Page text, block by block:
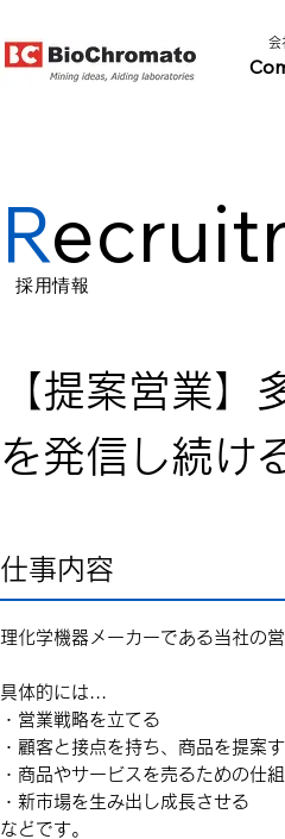
会
R
​採用情報
【提案営業
を発信し続け
仕事内容
理化学機器メーカーである当社の
具体的には...
・営業戦略を立てる
・顧客と接点を持ち、商品を提案
・商品やサービスを売るための仕
・新市場を生み出し成長させる
​などです。